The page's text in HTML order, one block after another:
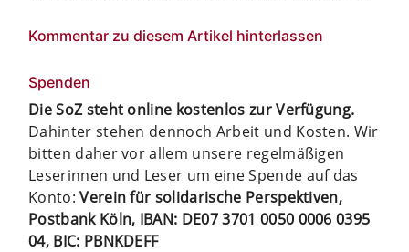
Kommentar zu diesem Artikel hinterlassen
Spenden
Die SoZ steht online kostenlos zur Verfügung.
Dahinter stehen dennoch Arbeit und Kosten. Wir
bitten daher vor allem unsere regelmäßigen
Leserinnen und Leser um eine Spende auf das
Konto:Verein für solidarische Perspektiven,
Postbank Köln, IBAN: DE07 3701 0050 0006 0395
04, BIC: PBNKDEFF